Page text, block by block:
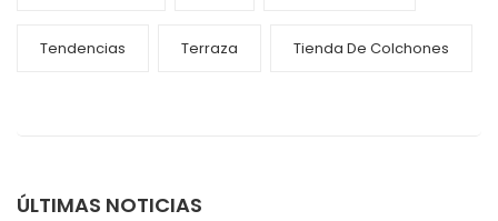
Tendencias Terraza Tienda De Colchones
ÚLTIMAS NOTICIAS